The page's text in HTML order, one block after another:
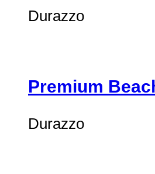
Durazzo
Premium
Durazzo